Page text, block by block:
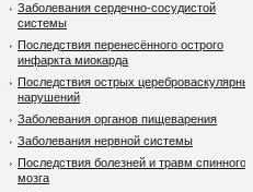
Заболевания сердечно-сосудистой
системы
Последствия перенесённого острого
инфаркта миокарда
Последствия острых цереброваскулярных
нарушений
Заболевания органов пищеварения
Заболевания нервной системы
Последствия болезней и травм спинного
мозга